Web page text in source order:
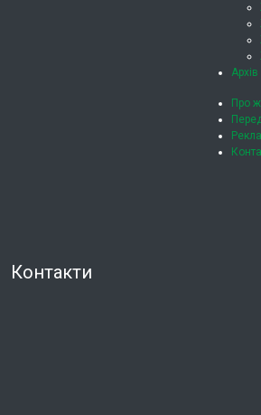
Архів
Про
Контакти